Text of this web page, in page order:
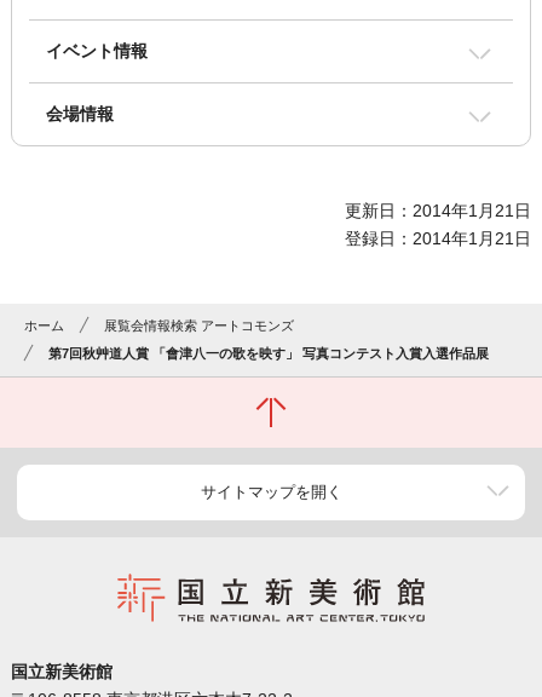
イベント情報
会場情報
更新日：2014年1月21日
登録日：2014年1月21日
ホーム
展覧会情報検索 アートコモンズ
第7回秋艸道人賞 「會津八一の歌を映す」 写真コンテスト入賞入選作品展
サイトマップを開く
国立新美術館